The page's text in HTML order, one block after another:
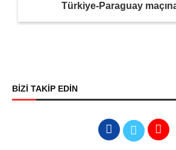
Türkiye-Paraguay
BİZİ TAKİP EDİN